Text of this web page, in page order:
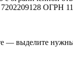
ОГРН
— выделите